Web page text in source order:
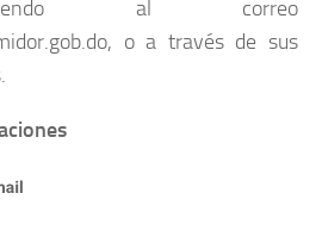
al correo
o a través de sus